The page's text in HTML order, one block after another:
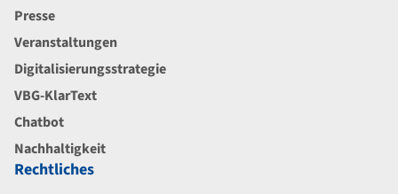
Presse
Veranstaltungen
Digitalisierungsstrategie
VBG-KlarText
Chatbot
Nachhaltigkeit
Rechtliches